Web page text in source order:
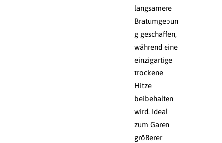
langsamere
Bratumgebun
g geschaffen,
während eine
einzigartige
trockene
Hitze
beibehalten
wird. Ideal
zum Garen
größerer